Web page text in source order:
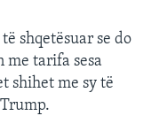
shqetësuar se do
me tarifa sesa
shihet me sy të